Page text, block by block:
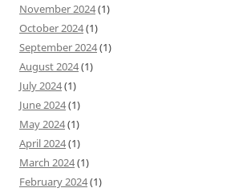
November 2024(1)
October 2024(1)
September 2024(1)
August 2024(1)
July 2024(1)
June 2024(1)
May 2024(1)
April 2024(1)
March 2024(1)
February 2024(1)